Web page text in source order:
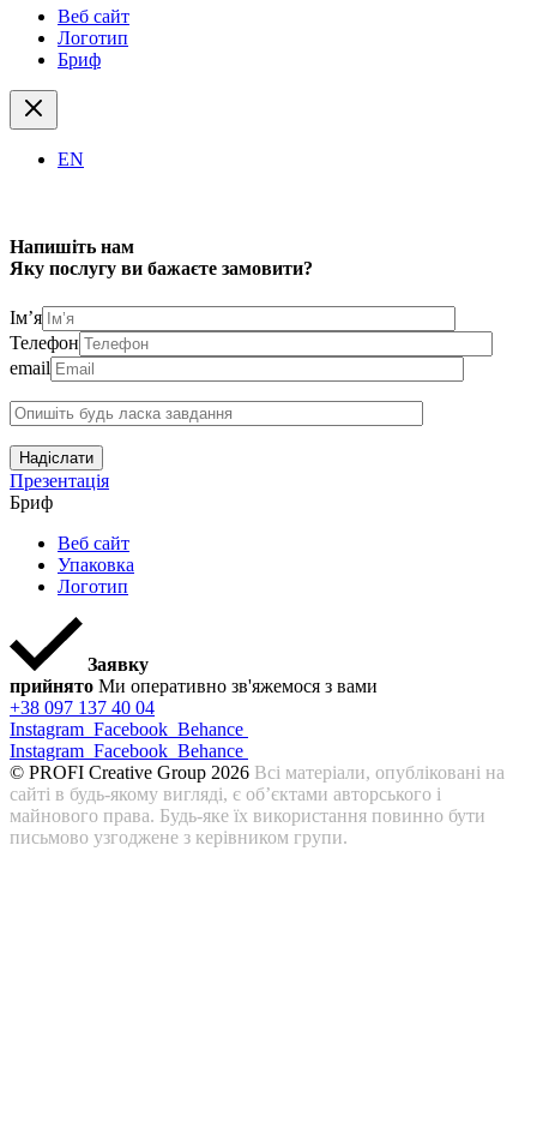
Веб сайт
Логотип
Бриф
EN
Напишіть нам
Яку послугу ви бажаєте замовити?
Ім’я
Телефон
email
Надіслати
Презентація
Бриф
Веб сайт
Упаковка
Логотип
Заявку
прийнято Ми оперативно зв'яжемося з вами
+38 097 137 40 04
Instagram Facebook Behance
Instagram Facebook Behance
© PROFI Creative Group 2026 Всі матеріали, опубліковані на
сайті в будь-якому вигляді, є об’єктами авторського і
майнового права. Будь-яке їх використання повинно бути
письмово узгоджене з керівником групи.